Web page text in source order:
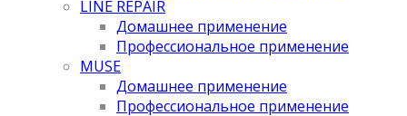
LINE REPAIR
Домашнее применение
Профессиональное применение
MUSE
Домашнее применение
Профессиональное применение